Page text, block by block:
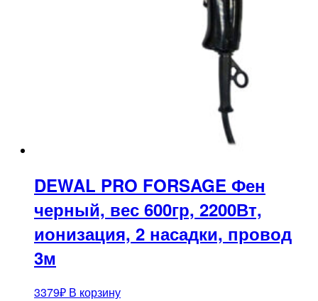
DEWAL PRO FORSAGE Фен
черный, вес 600гр, 2200Вт,
ионизация, 2 насадки, провод
3м
3379₽ В корзину